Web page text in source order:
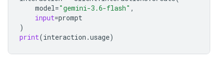
model="gemini-3.6-flash" ,
input=prompt
)
print(interaction .usage)